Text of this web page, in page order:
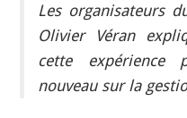
Les organisateurs
Olivier Véran
cette expérience
nouveau sur la